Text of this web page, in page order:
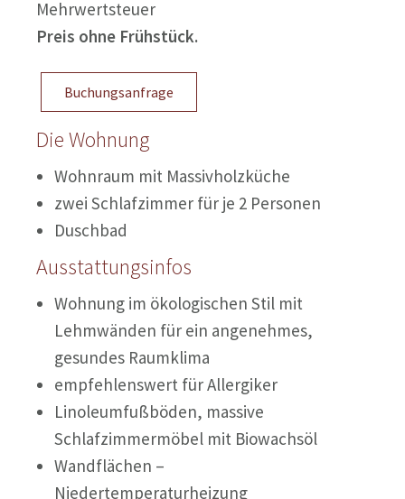
Mehrwertsteuer
Preis ohne Frühstück.
Buchungsanfrage
Die Wohnung
Wohnraum mit Massivholzküche
zwei Schlafzimmer für je 2 Personen
Duschbad
Ausstattungsinfos
Wohnung im ökologischen Stil mit
Lehmwänden für ein angenehmes,
gesundes Raumklima
empfehlenswert für Allergiker
Linoleumfußböden, massive
Schlafzimmermöbel mit Biowachsöl
Wandflächen –
Niedertemperaturheizung